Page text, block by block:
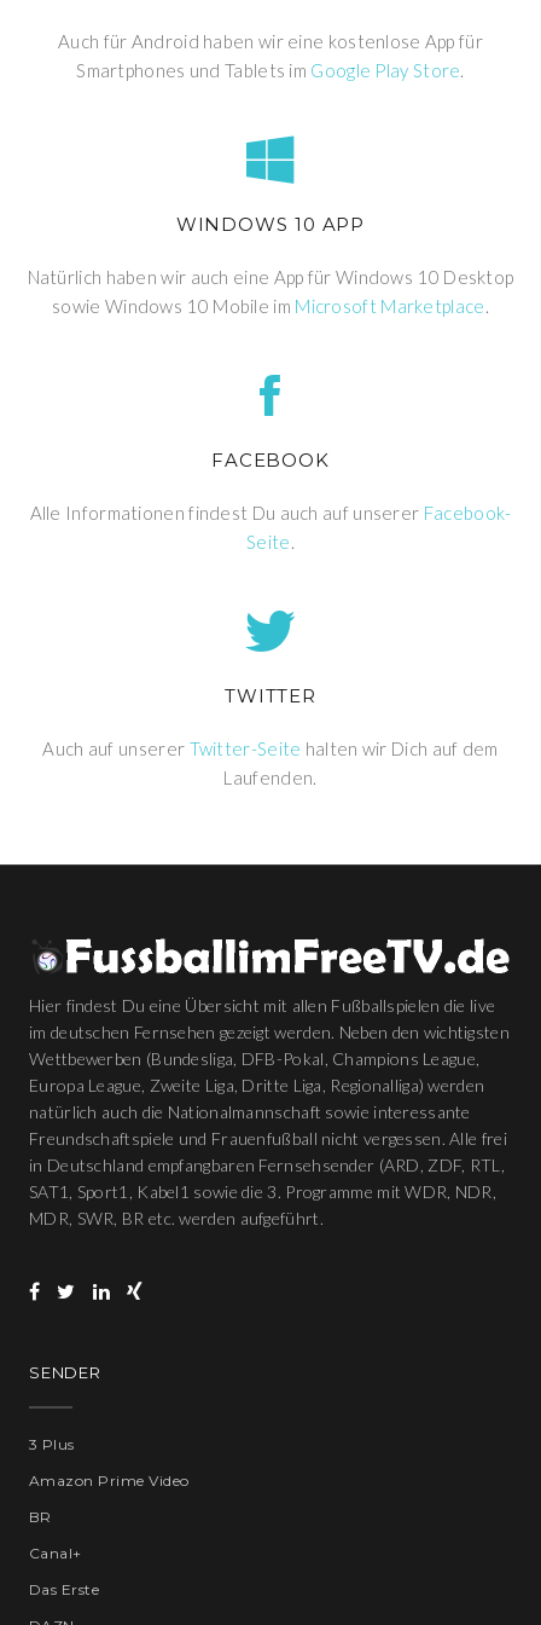
Auch für Android haben wir eine kostenlose App für
Smartphones und Tablets im Google Play Store.
WINDOWS 10 APP
Natürlich haben wir auch eine App für Windows 10 Desktop
sowie Windows 10 Mobile im Microsoft Marketplace.
FACEBOOK
Alle Informationen findest Du auch auf unserer Facebook-
Seite.
TWITTER
Auch auf unserer Twitter-Seite halten wir Dich auf dem
Laufenden.
Hier findest Du eine Übersicht mit allen Fußballspielen die live
im deutschen Fernsehen gezeigt werden. Neben den wichtigsten
Wettbewerben (Bundesliga, DFB-Pokal, Champions League,
Europa League, Zweite Liga, Dritte Liga, Regionalliga) werden
natürlich auch die Nationalmannschaft sowie interessante
Freundschaftspiele und Frauenfußball nicht vergessen. Alle frei
in Deutschland empfangbaren Fernsehsender (ARD, ZDF, RTL,
SAT1, Sport1, Kabel1 sowie die 3. Programme mit WDR, NDR,
MDR, SWR, BR etc. werden aufgeführt.
SENDER
3 Plus
Amazon Prime Video
BR
Canal+
Das Erste